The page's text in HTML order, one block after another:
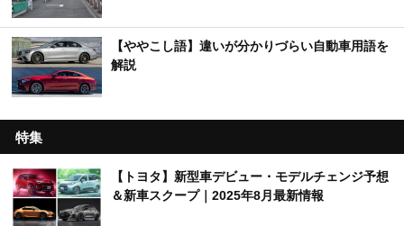
【ややこし語】違いが分かりづらい自動車用語を
解説
特集
【トヨタ】新型車デビュー・モデルチェンジ予想
＆新車スクープ｜2025年8月最新情報